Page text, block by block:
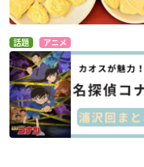
話題 アニメ